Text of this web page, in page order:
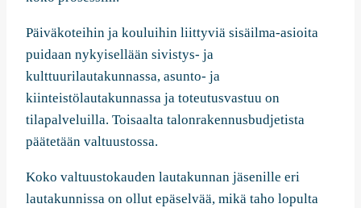
Päiväkoteihin ja kouluihin liittyviä sisäilma-asioita
puidaan nykyisellään sivistys- ja
kulttuurilautakunnassa, asunto- ja
kiinteistölautakunnassa ja toteutusvastuu on
tilapalveluilla. Toisaalta talonrakennusbudjetista
päätetään valtuustossa.
Koko valtuustokauden lautakunnan jäsenille eri
lautakunnissa on ollut epäselvää, mikä taho lopulta